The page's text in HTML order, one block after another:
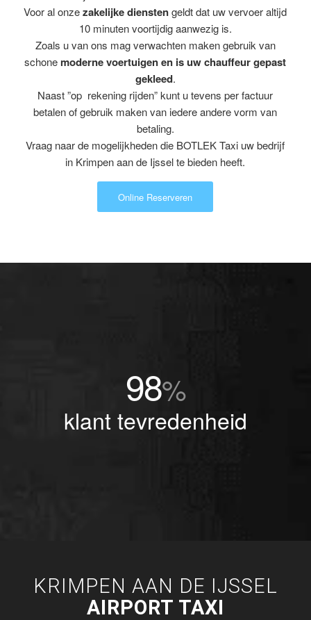
Voor al onzezakelijke dienstengeldt dat uw vervoer altijd
10 minuten voortijdig aanwezig is.
Zoals u van ons mag verwachten maken gebruik van
schone moderne voertuigen en is uw chauffeur gepast
gekleed.
Naast ”op rekening rijden” kunt u tevens per factuur
betalen of gebruik maken van iedere andere vorm van
betaling.
Vraag naar de mogelijkheden die BOTLEK Taxi uw bedrijf
in Krimpen aan de Ijssel te bieden heeft.
Online Reserveren
98%
klant tevredenheid
KRIMPEN AAN DE IJSSEL
AIRPORT TAXI